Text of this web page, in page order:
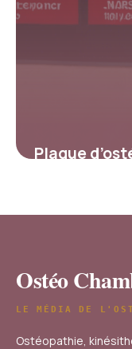
Plaque
Ostéo
LE MÉDIA DE
Ostéopathie,